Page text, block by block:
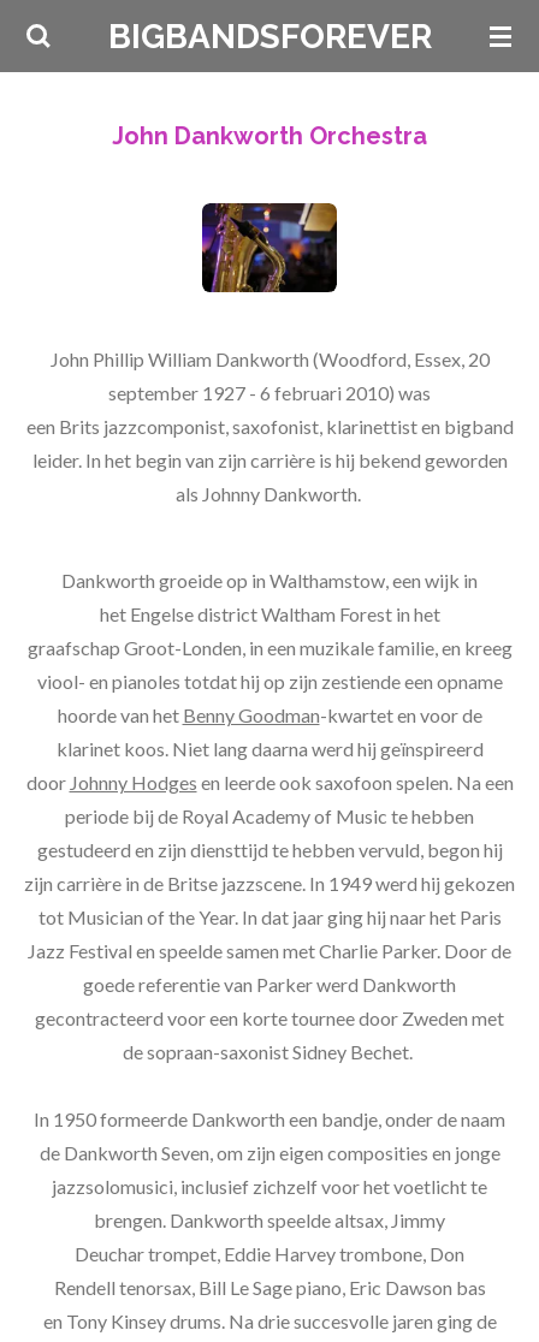
Ga
BIGBANDSFOREVER
John Dankworth Orchestra
John Phillip William Dankworth (Woodford, Essex, 20
september 1927 - 6 februari 2010) was
een Brits jazzcomponist, saxofonist, klarinettist en bigband
leider. In het begin van zijn carrière is hij bekend geworden
als Johnny Dankworth.
Dankworth groeide op in Walthamstow, een wijk in
het Engelse district Waltham Forest in het
graafschap Groot-Londen, in een muzikale familie, en kreeg
viool- en pianoles totdat hij op zijn zestiende een opname
hoorde van het Benny Goodman-kwartet en voor de
klarinet koos. Niet lang daarna werd hij geïnspireerd
door Johnny Hodges en leerde ook saxofoon spelen. Na een
periode bij de Royal Academy of Music te hebben
gestudeerd en zijn diensttijd te hebben vervuld, begon hij
zijn carrière in de Britse jazzscene. In 1949 werd hij gekozen
tot Musician of the Year. In dat jaar ging hij naar het Paris
Jazz Festival en speelde samen met Charlie Parker. Door de
goede referentie van Parker werd Dankworth
gecontracteerd voor een korte tournee door Zweden met
de sopraan-saxonist Sidney Bechet.
In 1950 formeerde Dankworth een bandje, onder de naam
de Dankworth Seven, om zijn eigen composities en jonge
jazzsolomusici, inclusief zichzelf voor het voetlicht te
brengen. Dankworth speelde altsax, Jimmy
Deuchar trompet, Eddie Harvey trombone, Don
Rendell tenorsax, Bill Le Sage piano, Eric Dawson bas
en Tony Kinsey drums. Na drie succesvolle jaren ging de